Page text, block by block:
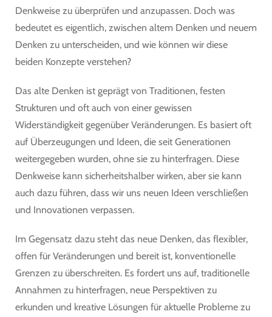
Denkweise zu überprüfen und anzupassen. Doch was
bedeutet es eigentlich, zwischen altem Denken und neuem
Denken zu unterscheiden, und wie können wir diese
beiden Konzepte verstehen?
Das alte Denken ist geprägt von Traditionen, festen
Strukturen und oft auch von einer gewissen
Widerständigkeit gegenüber Veränderungen. Es basiert oft
auf Überzeugungen und Ideen, die seit Generationen
weitergegeben wurden, ohne sie zu hinterfragen. Diese
Denkweise kann sicherheitshalber wirken, aber sie kann
auch dazu führen, dass wir uns neuen Ideen verschließen
und Innovationen verpassen.
Im Gegensatz dazu steht das neue Denken, das flexibler,
offen für Veränderungen und bereit ist, konventionelle
Grenzen zu überschreiten. Es fordert uns auf, traditionelle
Annahmen zu hinterfragen, neue Perspektiven zu
erkunden und kreative Lösungen für aktuelle Probleme zu